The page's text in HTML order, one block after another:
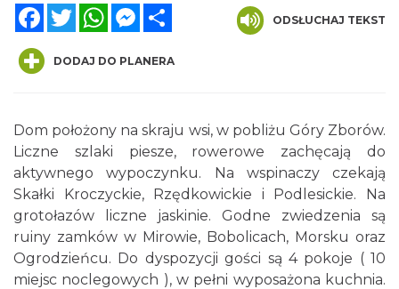
FacebookTwitterWhatsAppMessenger
ODSŁUCHAJ TEKST
DODAJ DO PLANERA
Dom położony na skraju wsi, w pobliżu Góry Zborów.
Liczne szlaki piesze, rowerowe zachęcają do
aktywnego wypoczynku. Na wspinaczy czekają
Skałki Kroczyckie, Rzędkowickie i Podlesickie. Na
grotołazów liczne jaskinie. Godne zwiedzenia są
ruiny zamków w Mirowie, Bobolicach, Morsku oraz
Ogrodzieńcu. Do dyspozycji gości są 4 pokoje ( 10
miejsc noclegowych ), w pełni wyposażona kuchnia.